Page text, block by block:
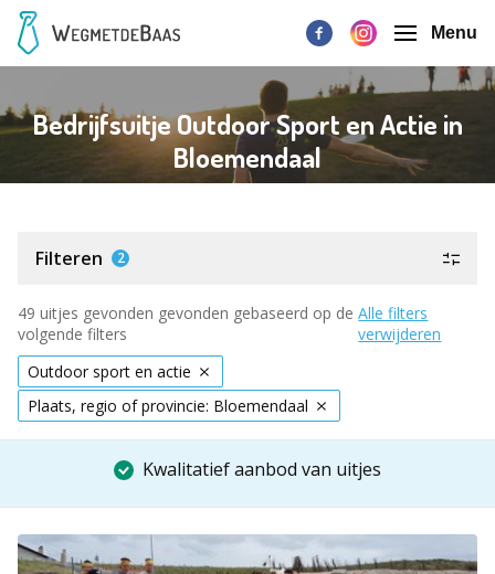
Menu
Bedrijfsuitje Outdoor Sport en Actie in
Bloemendaal
Filteren 2
49 uitjes gevonden gevonden gebaseerd op de
volgende filters
Alle filters
verwijderen
Outdoor sport en actie
Plaats, regio of provincie: Bloemendaal
Kwalitatief aanbod van uitjes